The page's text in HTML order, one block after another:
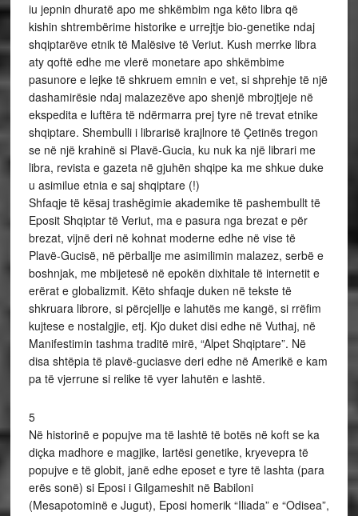
iu jepnin dhuratë apo me shkëmbim nga këto libra që
kishin shtrembërime historike e urrejtje bio-genetike ndaj
shqiptarëve etnik të Malësive të Veriut. Kush merrke libra
aty qoftë edhe me vlerë monetare apo shkëmbime
pasunore e lejke të shkruem emnin e vet, si shprehje të një
dashamirësie ndaj malazezëve apo shenjë mbrojtjeje në
ekspedita e luftëra të ndërmarra prej tyre në trevat etnike
shqiptare. Shembulli i librarisë krajlnore të Çetinës tregon
se në një krahinë si Plavë-Gucia, ku nuk ka një librari me
libra, revista e gazeta në gjuhën shqipe ka me shkue duke
u asimilue etnia e saj shqiptare (!)
Shfaqje të kësaj trashëgimie akademike të pashembullt të
Eposit Shqiptar të Veriut, ma e pasura nga brezat e për
brezat, vijnë deri në kohnat moderne edhe në vise të
Plavë-Gucisë, në përballje me asimilimin malazez, serbë e
boshnjak, me mbijetesë në epokën dixhitale të internetit e
erërat e globalizmit. Këto shfaqje duken në tekste të
shkruara librore, si përcjellje e lahutës me kangë, si rrëfim
kujtese e nostalgjie, etj. Kjo duket disi edhe në Vuthaj, në
Manifestimin tashma traditë mirë, “Alpet Shqiptare”. Në
disa shtëpia të plavë-guciasve deri edhe në Amerikë e kam
pa të vjerrune si relike të vyer lahutën e lashtë.
5
Në historinë e popujve ma të lashtë të botës në koft se ka
diçka madhore e magjike, lartësi genetike, kryevepra të
popujve e të globit, janë edhe eposet e tyre të lashta (para
erës sonë) si Eposi i Gilgameshit në Babiloni
(Mesapotominë e Jugut), Eposi homerik “Iliada” e “Odisea”,